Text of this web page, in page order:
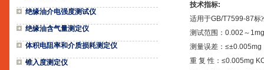
绝缘油介电强度测试仪
绝缘油含气量测定仪
体积电阻率和介质损耗测定仪
锥入度测定仪
技术指标:
适用于GB/T7599-87标
测试范围：0.002～
测量误差：≤±0.005mg
重 复 性：≤0.005mg